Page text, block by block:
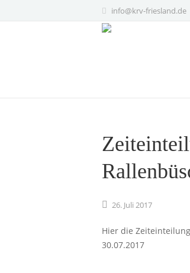
info@krv-friesland.de
26. Juli 2017
Hier die
30.07.2017